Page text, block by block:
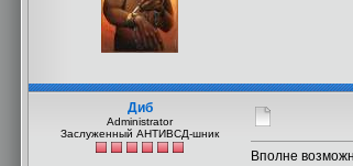
Диб
Administrator
Заслуженный АНТИВСД-шник
Вполне